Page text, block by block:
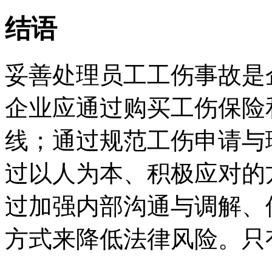
结语
妥善处理员工工伤事故
企业应通过购买工伤保
线；通过规范工伤申请
过以人为本、积极应对
过加强内部沟通与调解
方式来降低法律风险。